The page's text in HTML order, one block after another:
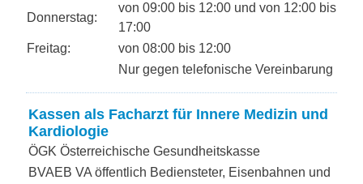
Donnerstag:
von 09:00 bis 12:00 und von 12:00 bis
17:00
Freitag:
von 08:00 bis 12:00
Nur gegen telefonische Vereinbarung
Kassen als Facharzt für Innere Medizin und
Kardiologie
ÖGK Österreichische Gesundheitskasse
BVAEB VA öffentlich Bediensteter, Eisenbahnen und